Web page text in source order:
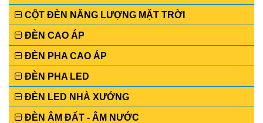
CỘT ĐÈN NĂNG LƯỢNG MẶT TRỜI
ĐÈN CAO ÁP
ĐÈN PHA CAO ÁP
ĐÈN PHA LED
ĐÈN LED NHÀ XƯỞNG
ĐÈN ÂM ĐẤT - ÂM NƯỚC